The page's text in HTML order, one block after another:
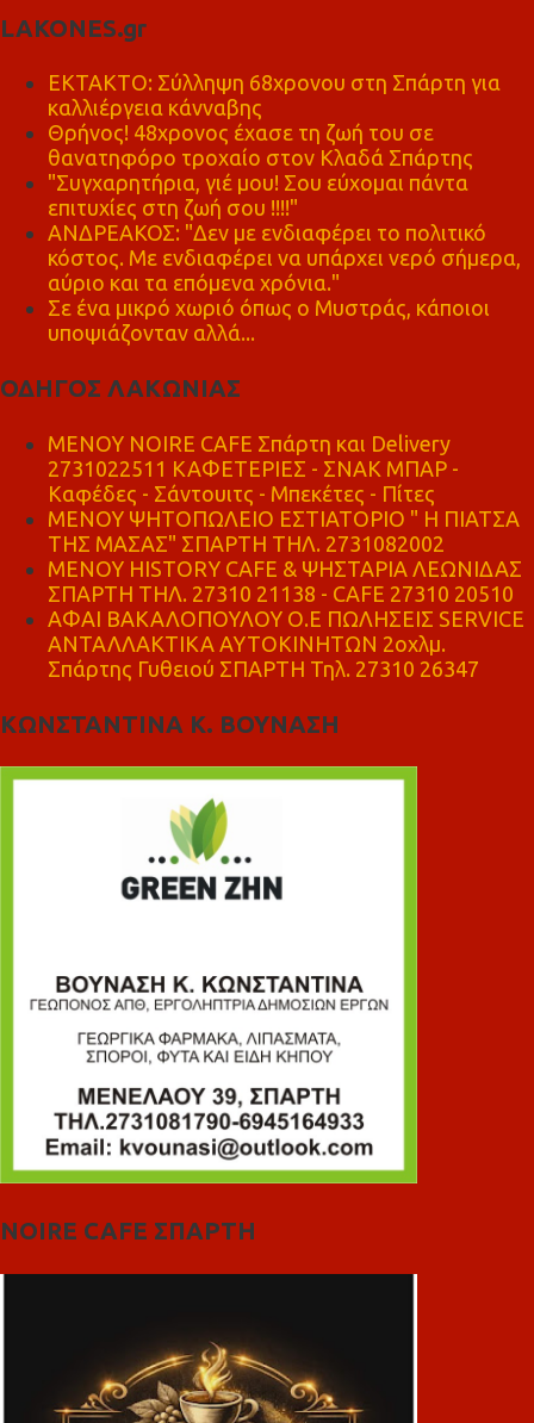
LAKONES.gr
ΕΚΤΑΚΤΟ: Σύλληψη 68χρονου στη Σπάρτη για
καλλιέργεια κάνναβης
Θρήνος! 48χρονος έχασε τη ζωή του σε
θανατηφόρο τροχαίο στον Κλαδά Σπάρτης
"Συγχαρητήρια, γιέ μου! Σου εύχομαι πάντα
επιτυχίες στη ζωή σου !!!!"
ΑΝΔΡΕΑΚΟΣ: "Δεν με ενδιαφέρει το πολιτικό
κόστος. Με ενδιαφέρει να υπάρχει νερό σήμερα,
αύριο και τα επόμενα χρόνια."
Σε ένα μικρό χωριό όπως ο Μυστράς, κάποιοι
υποψιάζονταν αλλά...
ΟΔΗΓΟΣ ΛΑΚΩΝΙΑΣ
MENOY NOIRE CAFE Σπάρτη και Delivery
2731022511 ΚΑΦΕΤΕΡΙΕΣ - ΣΝΑΚ ΜΠΑΡ -
Καφέδες - Σάντουιτς - Μπεκέτες - Πίτες
ΜΕΝΟΥ ΨΗΤΟΠΩΛΕΙΟ ΕΣΤΙΑΤΟΡΙΟ " Η ΠΙΑΤΣΑ
ΤΗΣ ΜΑΣΑΣ" ΣΠΑΡΤΗ ΤΗΛ. 2731082002
ΜΕΝΟΥ HISTORY CAFE & ΨΗΣΤΑΡΙΑ ΛΕΩΝΙΔΑΣ
ΣΠΑΡΤΗ ΤΗΛ. 27310 21138 - CAFE 27310 20510
ΑΦΑΙ ΒΑΚΑΛΟΠΟΥΛΟΥ Ο.Ε ΠΩΛΗΣΕΙΣ SERVICE
ΑΝΤΑΛΛΑΚΤΙΚΑ ΑΥΤΟΚΙΝΗΤΩΝ 2οχλμ.
Σπάρτης Γυθειού ΣΠΑΡΤΗ Τηλ. 27310 26347
ΚΩΝΣΤΑΝΤΙΝΑ Κ. ΒΟΥΝΑΣΗ
NOIRE CAFE ΣΠΑΡΤΗ